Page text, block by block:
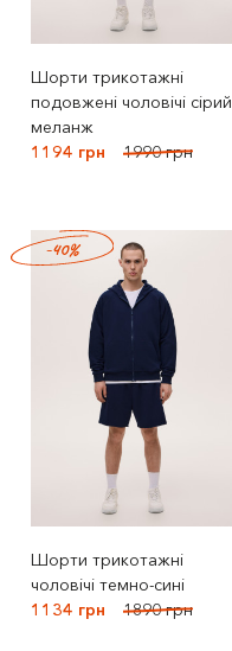
Шорти трикотажні
подовжені чоловічі сірий
меланж
1194 грн
1990 грн
Шорти трикотажні
чоловічі темно-сині
1134 грн
1890 грн
-40%